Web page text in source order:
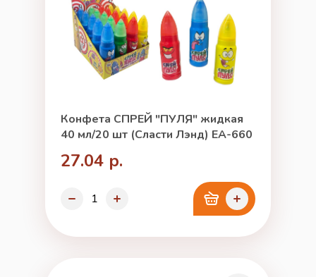
Конфета СПРЕЙ "ПУЛЯ" жидкая
40 мл/20 шт (Сласти Лэнд) ЕА-660
27.04 р.